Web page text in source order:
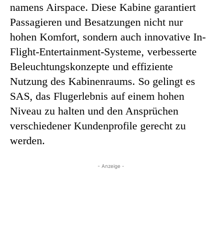
namens Airspace. Diese Kabine garantiert
Passagieren und Besatzungen nicht nur
hohen Komfort, sondern auch innovative In-
Flight-Entertainment-Systeme, verbesserte
Beleuchtungskonzepte und effiziente
Nutzung des Kabinenraums. So gelingt es
SAS, das Flugerlebnis auf einem hohen
Niveau zu halten und den Ansprüchen
verschiedener Kundenprofile gerecht zu
werden.
- Anzeige -